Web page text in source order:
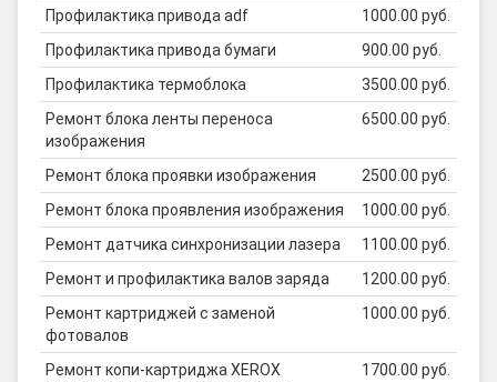
Профилактика привода adf
1000.00 руб.
Профилактика привода бумаги
900.00 руб.
Профилактика термоблока
3500.00 руб.
Ремонт блока ленты переноса
изображения
6500.00 руб.
Ремонт блока проявки изображения
2500.00 руб.
Ремонт блока проявления изображения
1000.00 руб.
Ремонт датчика синхронизации лазера
1100.00 руб.
Ремонт и профилактика валов заряда
1200.00 руб.
Ремонт картриджей с заменой
фотовалов
1000.00 руб.
Ремонт копи-картриджа XEROX
1700.00 руб.